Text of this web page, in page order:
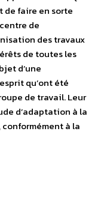
de faire en sorte
de
des travaux
de toutes les
d’une
qu’ont été
de travail. Leur
d’adaptation à la
à la